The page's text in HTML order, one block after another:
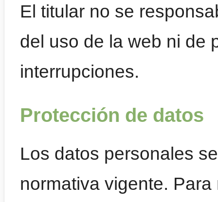
El titular no se
del uso de la web ni de
interrupciones.
Protección de datos
Los datos personales
normativa vigente.